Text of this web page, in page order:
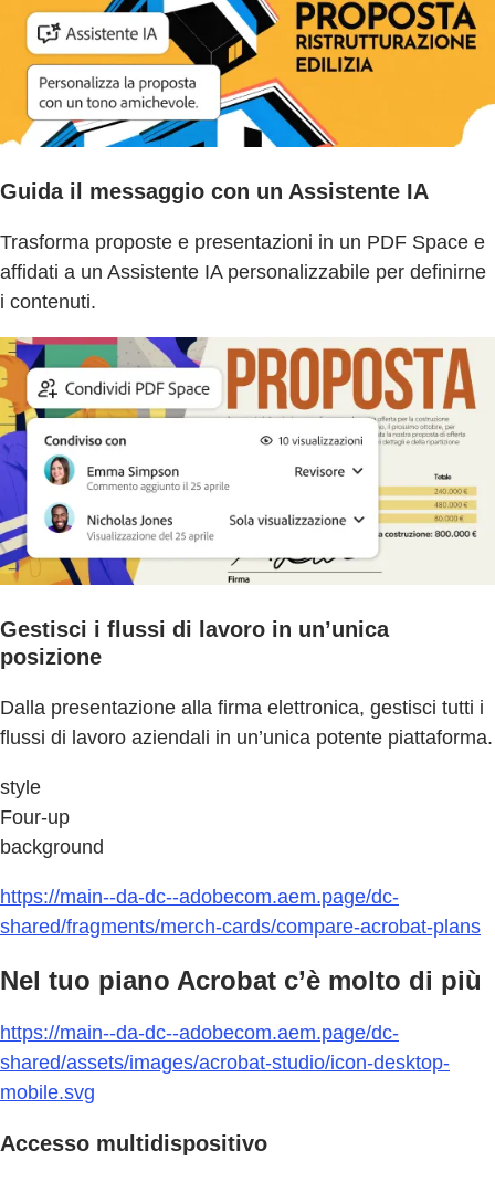
Guida il messaggio con un Assistente IA
Trasforma proposte e presentazioni in un PDF Space e
affidati a un Assistente IA personalizzabile per definirne
i contenuti.
Gestisci i flussi di lavoro in un’unica
posizione
Dalla presentazione alla firma elettronica, gestisci tutti i
flussi di lavoro aziendali in un’unica potente piattaforma.
style
Four-up
background
https://main--da-dc--adobecom.aem.page/dc-
shared/fragments/merch-cards/compare-acrobat-plans
Nel tuo piano Acrobat c’è molto di più
https://main--da-dc--adobecom.aem.page/dc-
shared/assets/images/acrobat-studio/icon-desktop-
mobile.svg
Accesso multidispositivo